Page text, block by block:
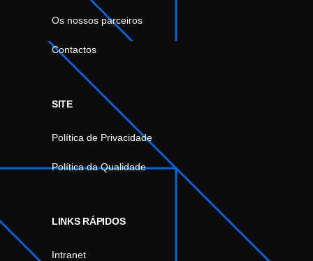
Os nossos parceiros
Contactos
SITE
Política de Privacidade
Política da Qualidade
LINKS RÁPIDOS
Intranet